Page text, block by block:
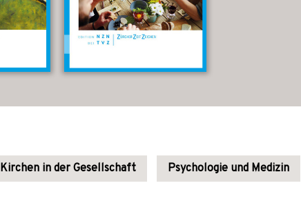
Kirchen in der Gesellschaft Psychologie und Medizin